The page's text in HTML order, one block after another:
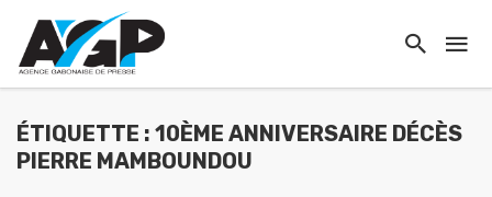
ÉTIQUETTE : 10ÈME ANNIVERSAIRE DÉCÈS
PIERRE MAMBOUNDOU